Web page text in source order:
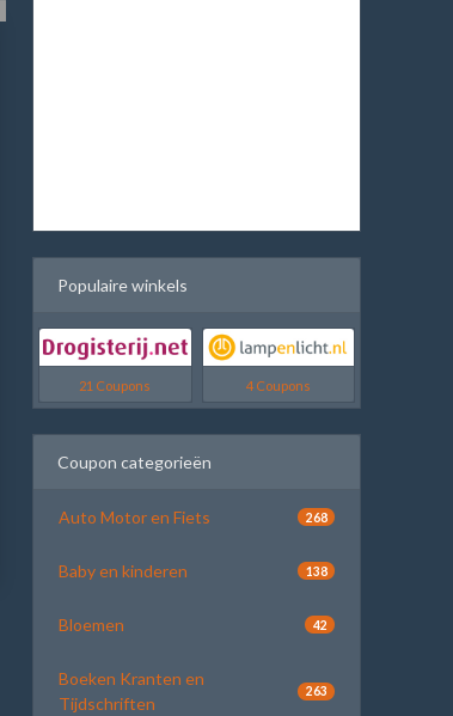
Populaire winkels
21 Coupons 4 Coupons
Coupon categorieën
Auto Motor en Fiets 268
Baby en kinderen 138
Bloemen 42
Boeken Kranten en
Tijdschriften
263